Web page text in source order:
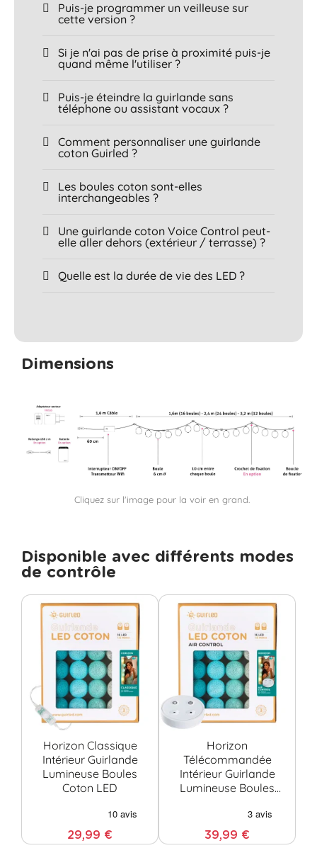
Puis-je programmer un veilleuse sur
cette version ?
Si je n'ai pas de prise à proximité puis-je
quand même l'utiliser ?
Puis-je éteindre la guirlande sans
téléphone ou assistant vocaux ?
Comment personnaliser une guirlande
coton Guirled ?
Les boules coton sont-elles
interchangeables ?
Une guirlande coton Voice Control peut-
elle aller dehors (extérieur / terrasse) ?
Quelle est la durée de vie des LED ?
Dimensions
Cliquez sur l'image pour la voir en grand.
Disponible avec différents modes
de contrôle
Horizon Classique
Intérieur Guirlande
Lumineuse Boules
Coton LED
29,99 €
Horizon
Télécommandée
Intérieur Guirlande
Lumineuse Boules
39,99 €